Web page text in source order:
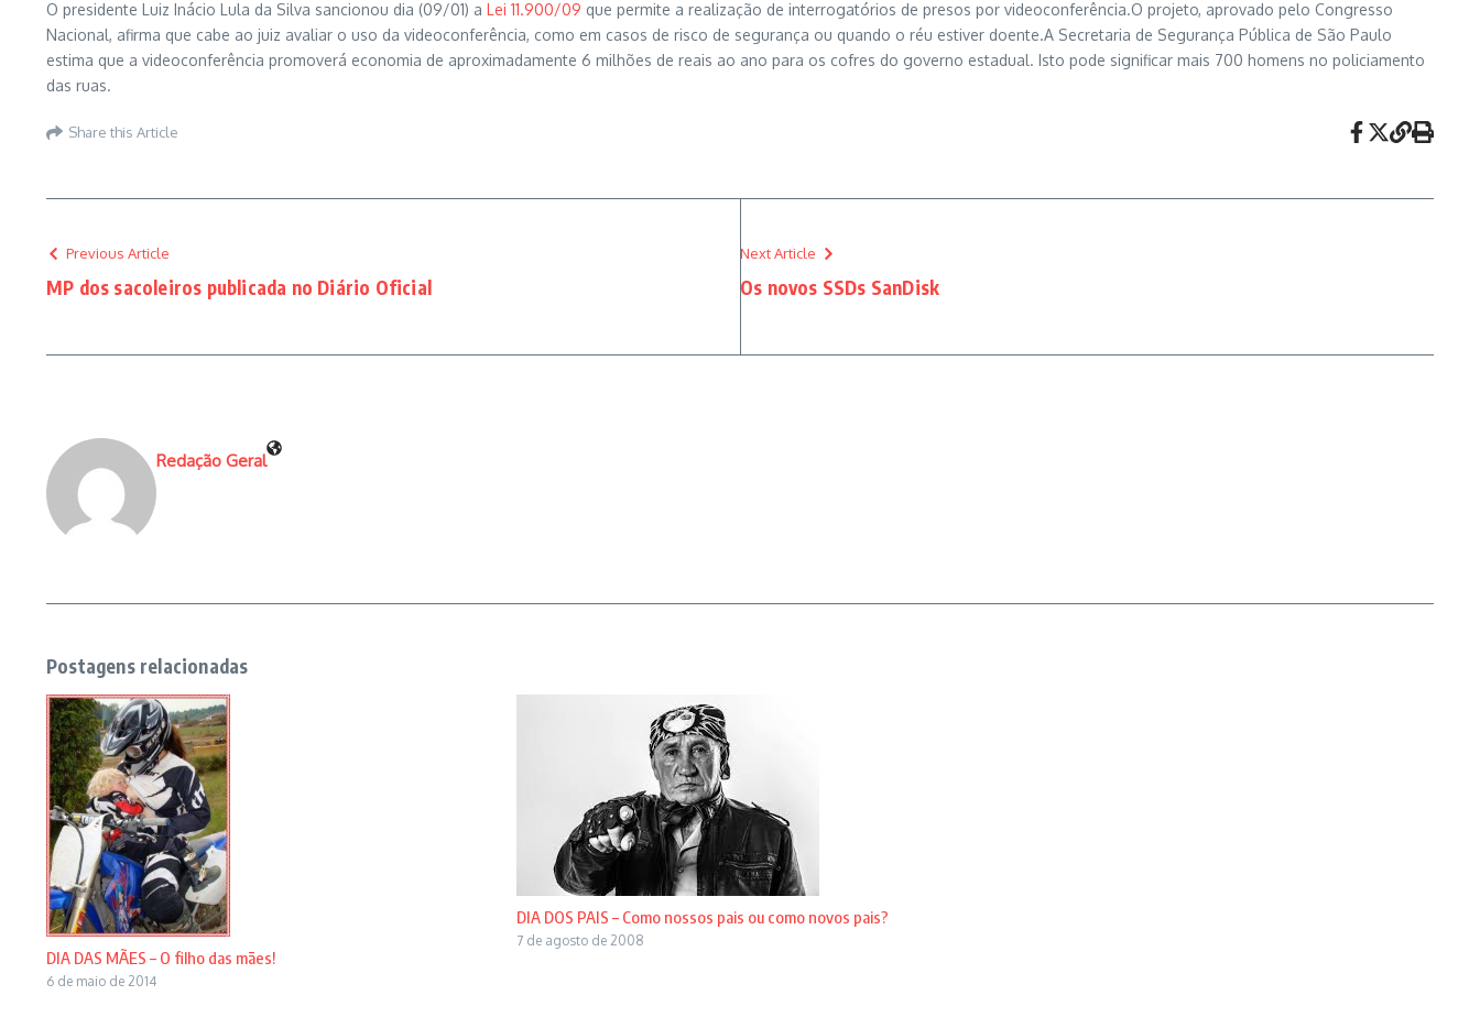
O presidente Luiz Inácio Lula da Silva sancionou dia (09/01) a Lei 11.900/09 que permite a realização de interrogatórios de presos por videoconferência.O projeto, aprovado pelo Congresso
Nacional, afirma que cabe ao juiz avaliar o uso da videoconferência, como em casos de risco de segurança ou quando o réu estiver doente.A Secretaria de Segurança Pública de São Paulo
estima que a videoconferência promoverá economia de aproximadamente 6 milhões de reais ao ano para os cofres do governo estadual. Isto pode significar mais 700 homens no policiamento
das ruas.
Share this Article
Previous Article
MP dos sacoleiros publicada no Diário Oficial
Next Article
Os novos SSDs SanDisk
Redação Geral
Postagens relacionadas
DIA DAS MÃES – O filho das mães!
6 de maio de 2014
DIA DOS PAIS – Como nossos pais ou como novos pais?
7 de agosto de 2008